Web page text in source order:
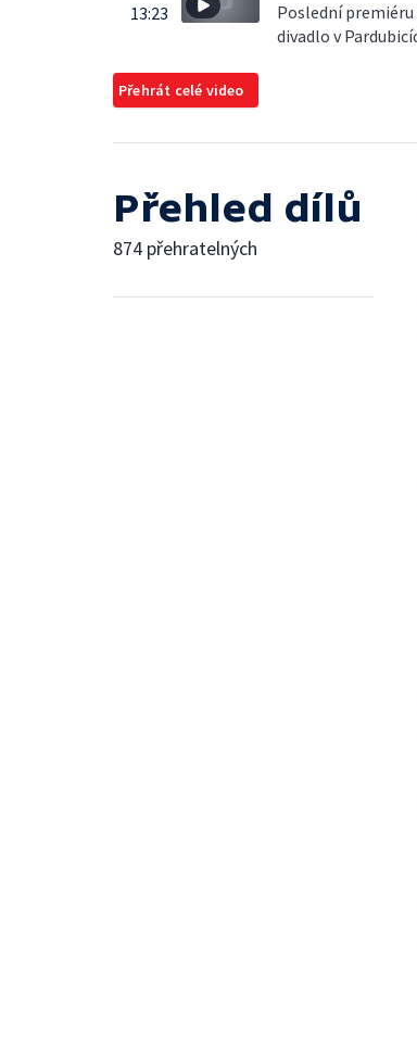
13:23
Poslední
divadlo v
Přehrát celé video
Přehled dílů
874 přehratelných